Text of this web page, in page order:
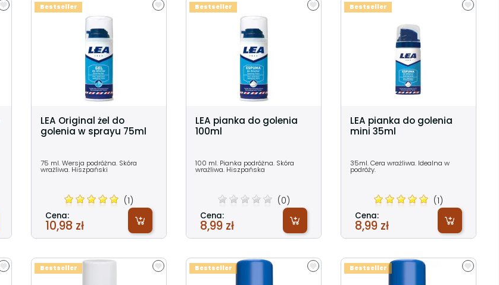
LEA Original żel do
golenia w sprayu 75ml
75 ml. Wersja podróżna. Skóra
wrażliwa. Hiszpański
(1)
Cena:
10,98 zł
Bestseller
LEA pianka do golenia
100ml
100 ml. Pianka podróżna. Skóra
wrażliwa. Hiszpańska
(0)
Cena:
8,99 zł
Bestseller
LEA pianka do golenia
mini 35ml
35ml. Cera wrażliwa. Idealna w
podróży.
(1)
Cena:
8,99 zł
Bestseller
Bestseller Bestseller Bestseller